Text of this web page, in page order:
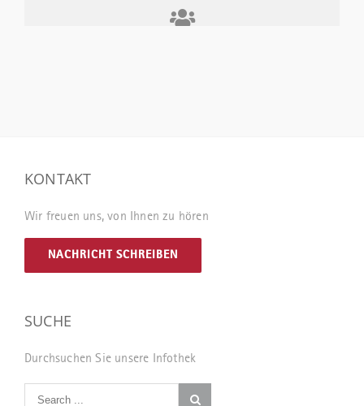
KONTAKT
Wir freuen uns, von Ihnen zu hören
NACHRICHT SCHREIBEN
SUCHE
Durchsuchen Sie unsere Infothek